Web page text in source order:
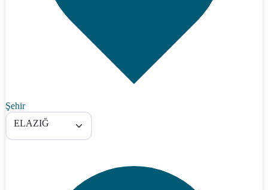
Şehir
ELAZIĞ